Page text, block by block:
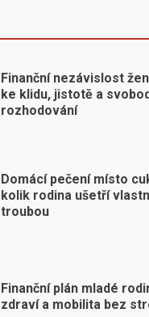
Finanční nezávislost
ke klidu, jistotě a
rozhodování
Domácí pečení místo
kolik rodina ušetří
troubou
Finanční plán mladé
zdraví a mobilita bez